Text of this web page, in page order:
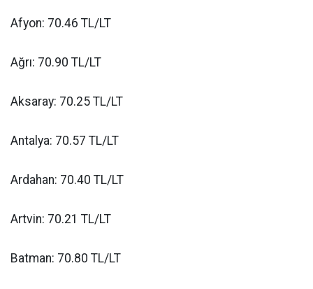
Afyon: 70.46 TL/LT
Ağrı: 70.90 TL/LT
Aksaray: 70.25 TL/LT
Antalya: 70.57 TL/LT
Ardahan: 70.40 TL/LT
Artvin: 70.21 TL/LT
Batman: 70.80 TL/LT